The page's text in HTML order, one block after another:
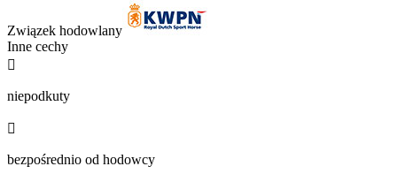
Związek hodowlany
Inne cechy

niepodkuty

bezpośrednio od hodowcy